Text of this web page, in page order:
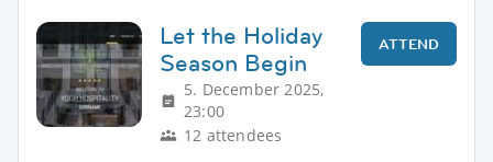
Let the Holiday
Season Begin
5. December 2025,
23:00
12 attendees
ATTEND